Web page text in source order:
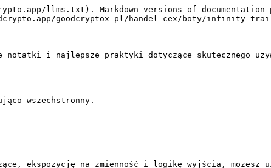
llms.txt). Markdown versions of documentation
goodcryptox-pl/handel-cex/boty/infinity-
notatki i najlepsze praktyki dotyczące skutecznego
wszechstronny.
ekspozycję na zmienność i logikę wyjścia, możesz